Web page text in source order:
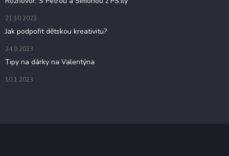
21.10.2023
Jak podpořit dětskou kreativitu?
24.9.2023
Tipy na dárky na Valentýna
10.1.2023